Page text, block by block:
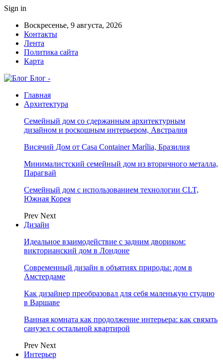
Sign in
Воскресенье, 9 августа, 2026
Контакты
Лента
Политика сайта
Карта
Блог -
Главная
Архитектура
Семейный дом со сдержанным архитектурным
дизайном и роскошным интерьером, Австралия
Висячий Дом от Casa Container Marília, Бразилия
Минималистский семейный дом из вторичного металла,
Парагвай
Семейный дом с использованием технологии CLT,
Южная Корея
Prev Next
Дизайн
Идеальное взаимодействие с задним двориком:
викторианский дом в Лондоне
Современный дизайн в объятиях природы: дом в
Амстердаме
Как дизайнер преобразовал для себя маленькую студию
в Варшаве
Ванная комната как продолжение интерьера: как связать
санузел с остальной квартирой
Prev Next
Интерьер